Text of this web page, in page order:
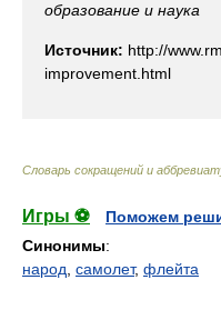
образование и наука
Источник: http://
improvement.html
Словарь сокращений и
Игры ⚽
Поможем
Синонимы:
народ самолет, флейта